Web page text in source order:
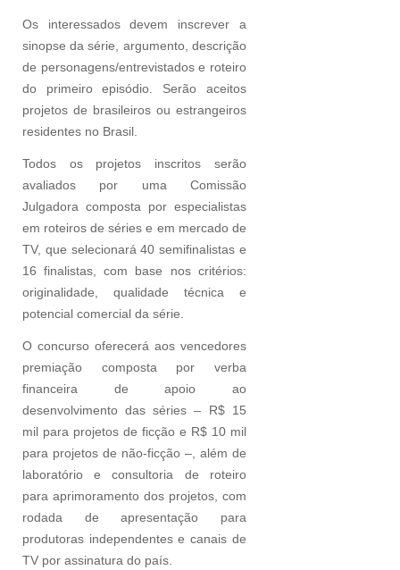
Os interessados devem inscrever a
sinopse da série, argumento, descrição
de personagens/entrevistados e roteiro
do primeiro episódio. Serão aceitos
projetos de brasileiros ou estrangeiros
residentes no Brasil.
Todos os projetos inscritos serão
avaliados por uma Comissão
Julgadora composta por especialistas
em roteiros de séries e em mercado de
TV, que selecionará 40 semifinalistas e
16 finalistas, com base nos critérios:
originalidade, qualidade técnica e
potencial comercial da série.
O concurso oferecerá aos vencedores
premiação composta por verba
financeira de apoio ao
desenvolvimento das séries – R$ 15
mil para projetos de ficção e R$ 10 mil
para projetos de não-ficção –, além de
laboratório e consultoria de roteiro
para aprimoramento dos projetos, com
rodada de apresentação para
produtoras independentes e canais de
TV por assinatura do país.